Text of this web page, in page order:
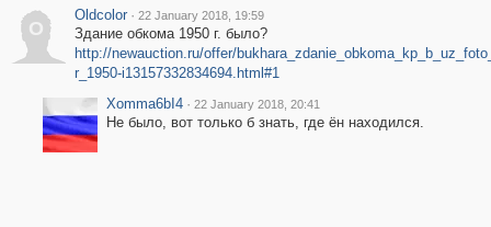
O
Oldcolor · 22 January 2018, 19:59
Здание обкома 1950 г. было?
http://newauction.ru/offer/
r_1950-i13157332834694.html#1
Xomma6bI4 · 22 January 2018, 20:41
Не было, вот только б знать, где ён находился.